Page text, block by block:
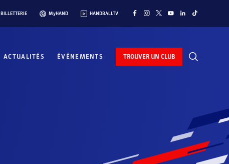
BILLETTERIE MyHAND HANDBALLTV
ACTUALITÉS ÉVÉNEMENTS TROUVER UN CLUB